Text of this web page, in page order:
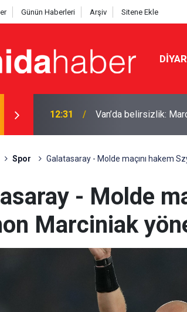
Günün Haberleri Arşiv Sitene Ekle
11:53 Mardin’de dört
Spor Galatasaray - Molde maçını hakem
- Molde
Marciniak